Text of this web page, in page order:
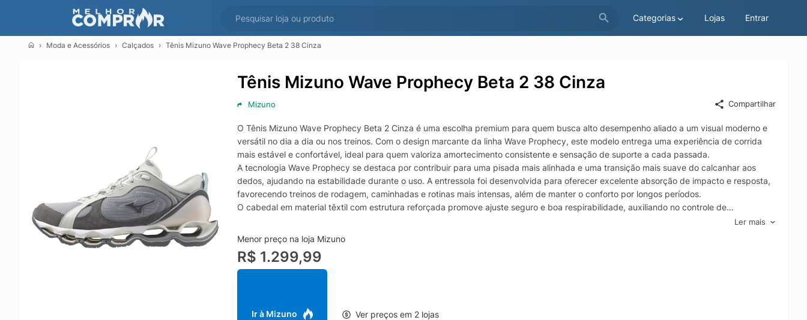
Categorias Lojas Entrar
Moda e Acessórios Calçados Tênis Mizuno Wave Prophecy Beta 2 38 Cinza
Tênis Mizuno Wave Prophecy Beta 2 38 Cinza
Mizuno Compartilhar
O Tênis Mizuno Wave Prophecy Beta 2 Cinza é uma escolha premium para quem busca alto desempenho aliado a um visual moderno e
versátil no dia a dia ou nos treinos. Com o design marcante da linha Wave Prophecy, este modelo entrega uma experiência de corrida
mais estável e confortável, ideal para quem valoriza amortecimento consistente e sensação de suporte a cada passada.
A tecnologia Wave Prophecy se destaca por contribuir para uma pisada mais alinhada e uma transição mais suave do calcanhar aos
dedos, ajudando na estabilidade durante o uso. A entressola foi desenvolvida para oferecer excelente absorção de impacto e resposta,
favorecendo treinos de rodagem, caminhadas e rotinas mais intensas, além de manter o conforto por longos períodos.
O cabedal em material têxtil com estrutura reforçada promove ajuste seguro e boa respirabilidade, auxiliando no controle de
temperatura e no bem-estar dos pés. O acabamento na cor cinza combina facilmente com looks esportivos e casuais, enquanto o
fechamento em cadarço permite regulagem personalizada para um encaixe firme.
O solado com borracha de alta durabilidade foi projetado para proporcionar tração e aderência em diferentes tipos de piso, contribuindo
para uma passada mais confiante. No tamanho 38, o Mizuno Wave Prophecy Beta 2 é indicado para quem procura um tênis robusto,
estável e confortável, com construção pensada para acompanhar uma rotina ativa com performance e estilo.
Ler mais
Menor preço na loja Mizuno
R$ 1.299,99
Ir à Mizuno Ver preços em 2 lojas